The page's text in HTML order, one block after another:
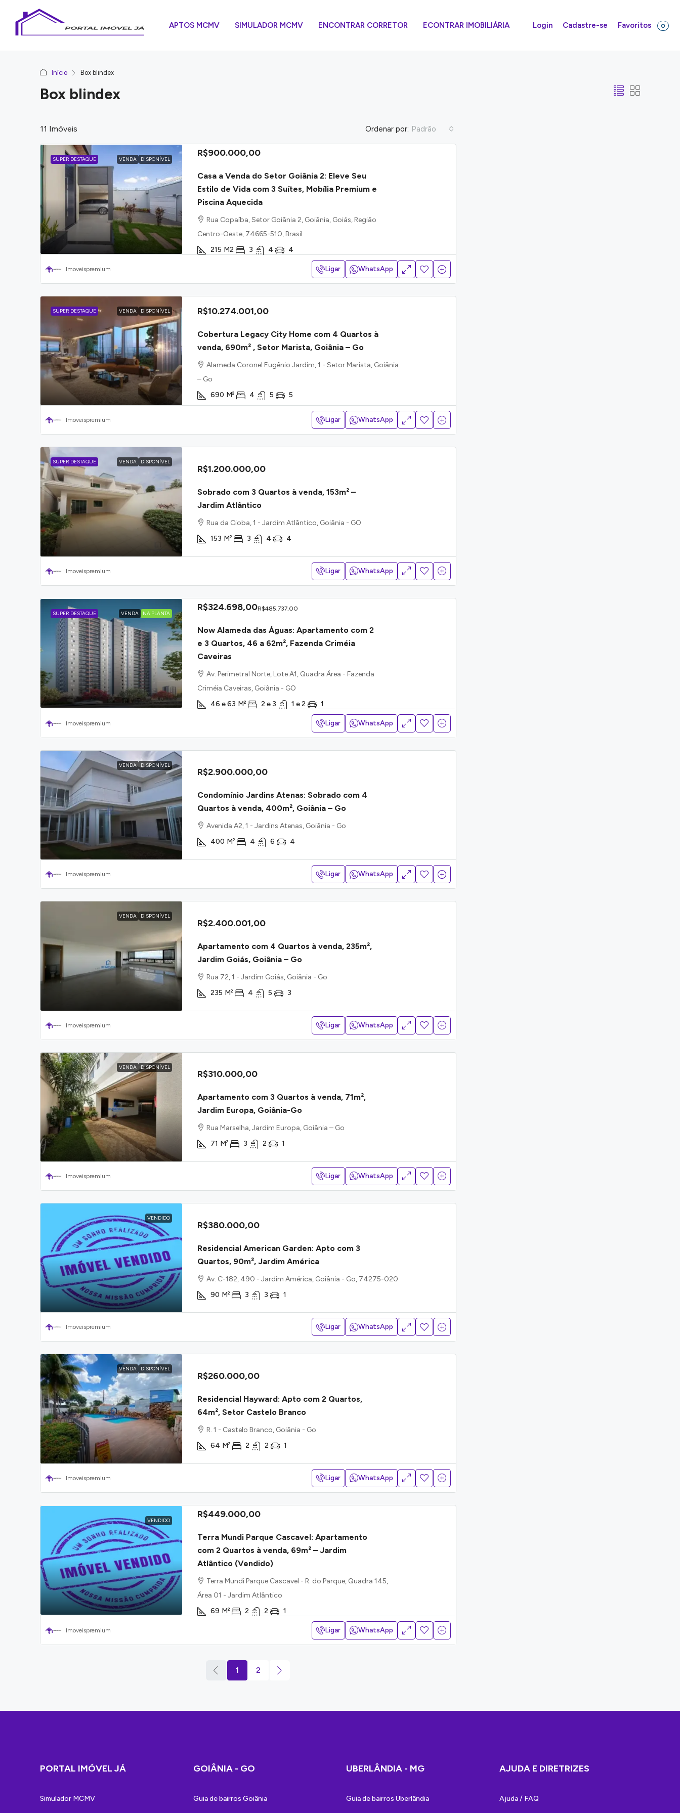
APTOS MCMV SIMULADOR MCMV ENCONTRAR CORRETOR ECONTRAR IMOBILIÁRIA Login Cadastre-se Favoritos 0
Início Box blindex
Box blindex
11 Imóveis Ordenar por: Padrão
SUPER DESTAQUE VENDA DISPONÍVEL
R$900.000,00
Casa a Venda do Setor Goiânia 2: Eleve Seu
Estilo de Vida com 3 Suítes, Mobília Premium e
Piscina Aquecida
Rua Copaíba, Setor Goiânia 2, Goiânia, Goiás, Região
Centro-Oeste, 74665-510, Brasil
215 M2 3 4 4
Imoveispremium Ligar WhatsApp
SUPER DESTAQUE VENDA DISPONÍVEL R$10.274.001,00
Cobertura Legacy City Home com 4 Quartos à
venda, 690m² , Setor Marista, Goiânia – Go
Alameda Coronel Eugênio Jardim, 1 - Setor Marista, Goiânia
– Go
690 M² 4 5 5
Imoveispremium Ligar WhatsApp
SUPER DESTAQUE VENDA DISPONÍVEL
R$1.200.000,00
Sobrado com 3 Quartos à venda, 153m² –
Jardim Atlântico
Rua da Cioba, 1 - Jardim Atlântico, Goiânia - GO
153 M² 3 4 4
Imoveispremium Ligar WhatsApp
SUPER DESTAQUE VENDA NA PLANTA
R$324.698,00R$485.737,00
Now Alameda das Águas: Apartamento com 2
e 3 Quartos, 46 a 62m², Fazenda Criméia
Caveiras
Av. Perimetral Norte, Lote A1, Quadra Área - Fazenda
Criméia Caveiras, Goiânia - GO
46 e 63 M² 2 e 3 1 e 2 1
Imoveispremium Ligar WhatsApp
VENDA DISPONÍVEL
R$2.900.000,00
Condomínio Jardins Atenas: Sobrado com 4
Quartos à venda, 400m², Goiânia – Go
Avenida A2, 1 - Jardins Atenas, Goiânia - Go
400 M² 4 6 4
Imoveispremium Ligar WhatsApp
VENDA DISPONÍVEL
R$2.400.001,00
Apartamento com 4 Quartos à venda, 235m²,
Jardim Goiás, Goiânia – Go
Rua 72, 1 - Jardim Goiás, Goiânia - Go
235 M² 4 5 3
Imoveispremium Ligar WhatsApp
VENDA DISPONÍVEL
R$310.000,00
Apartamento com 3 Quartos à venda, 71m²,
Jardim Europa, Goiânia-Go
Rua Marselha, Jardim Europa, Goiânia – Go
71 M² 3 2 1
Imoveispremium Ligar WhatsApp
VENDIDO
R$380.000,00
Residencial American Garden: Apto com 3
Quartos, 90m², Jardim América
Av. C-182, 490 - Jardim América, Goiânia - Go, 74275-020
90 M² 3 3 1
Imoveispremium Ligar WhatsApp
VENDA DISPONÍVEL
R$260.000,00
Residencial Hayward: Apto com 2 Quartos,
64m², Setor Castelo Branco
R. 1 - Castelo Branco, Goiânia - Go
64 M² 2 2 1
Imoveispremium Ligar WhatsApp
VENDIDO
R$449.000,00
Terra Mundi Parque Cascavel: Apartamento
com 2 Quartos à venda, 69m² – Jardim
Atlântico (Vendido)
Terra Mundi Parque Cascavel - R. do Parque, Quadra 145,
Área 01 - Jardim Atlântico
69 M² 2 2 1
Imoveispremium Ligar WhatsApp
1 2
PORTAL IMÓVEL JÁ
Simulador MCMV
GOIÂNIA - GO
Guia de bairros Goiânia
UBERLÂNDIA - MG
Guia de bairros Uberlândia
AJUDA E DIRETRIZES
Ajuda / FAQ